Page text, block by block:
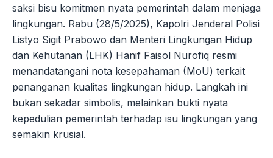
saksi bisu komitmen nyata pemerintah dalam menjaga
lingkungan. Rabu (28/5/2025), Kapolri Jenderal Polisi
Listyo Sigit Prabowo dan Menteri Lingkungan Hidup
dan Kehutanan (LHK) Hanif Faisol Nurofiq resmi
menandatangani nota kesepahaman (MoU) terkait
penanganan kualitas lingkungan hidup. Langkah ini
bukan sekadar simbolis, melainkan bukti nyata
kepedulian pemerintah terhadap isu lingkungan yang
semakin krusial.